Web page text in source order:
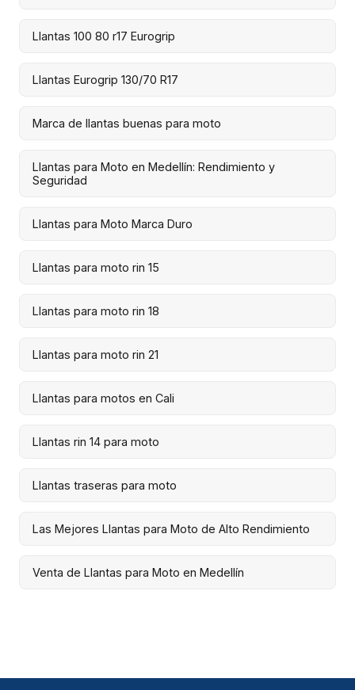
Llantas 100 80 r17 Eurogrip
Llantas Eurogrip 130/70 R17
Marca de llantas buenas para moto
Llantas para Moto en Medellín: Rendimiento y
Seguridad
Llantas para Moto Marca Duro
Llantas para moto rin 15
Llantas para moto rin 18
Llantas para moto rin 21
Llantas para motos en Cali
Llantas rin 14 para moto
Llantas traseras para moto
Las Mejores Llantas para Moto de Alto Rendimiento
Venta de Llantas para Moto en Medellín